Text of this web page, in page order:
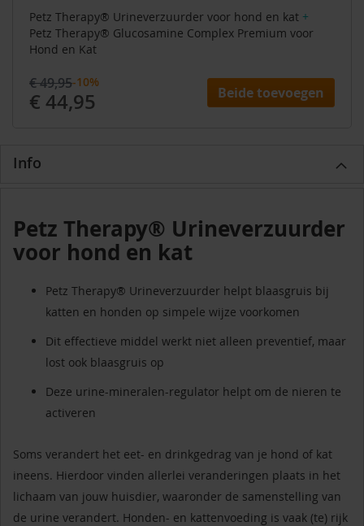
Petz Therapy® Urineverzuurder voor hond en kat +
Petz Therapy® Glucosamine Complex Premium voor
Hond en Kat
€ 49,95-10%
€ 44,95 Beide toevoegen
Info
Petz Therapy® Urineverzuurder
voor hond en kat
Petz Therapy® Urineverzuurder helpt blaasgruis bij
katten en honden op simpele wijze voorkomen
Dit effectieve middel werkt niet alleen preventief, maar
lost ook blaasgruis op
Deze urine-mineralen-regulator helpt om de nieren te
activeren
Soms verandert het eet- en drinkgedrag van je hond of kat
ineens. Hierdoor vinden allerlei veranderingen plaats in het
lichaam van jouw huisdier, waaronder de samenstelling van
de urine verandert. Honden- en kattenvoeding is vaak (te) rijk